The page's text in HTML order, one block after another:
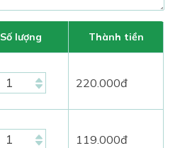
Số lượng Thành tiền
220.000đ
119.000đ